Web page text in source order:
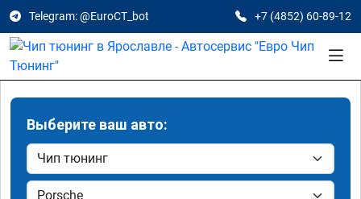
Telegram: @EuroCT_bot +7 (4852) 60-89-12
Выберите ваш авто: